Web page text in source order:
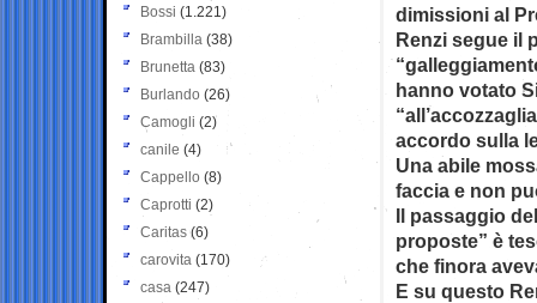
dimissioni al
Renzi segue il
hanno votato
accordo sulla
Una abile
faccia e non
Il passaggio
proposte” è
che finora
E su questo
Bossi (1.221)
Brambilla (38)
Brunetta (83)
Burlando (26)
Camogli (2)
canile (4)
Cappello (8)
Caprotti (2)
Caritas (6)
carovita (170)
casa (247)